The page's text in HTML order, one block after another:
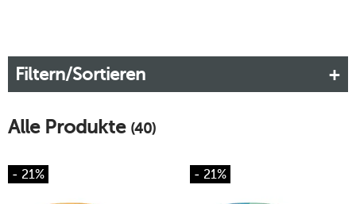
Filtern/Sortieren
Alle Produkte (40)
- 21% - 21%